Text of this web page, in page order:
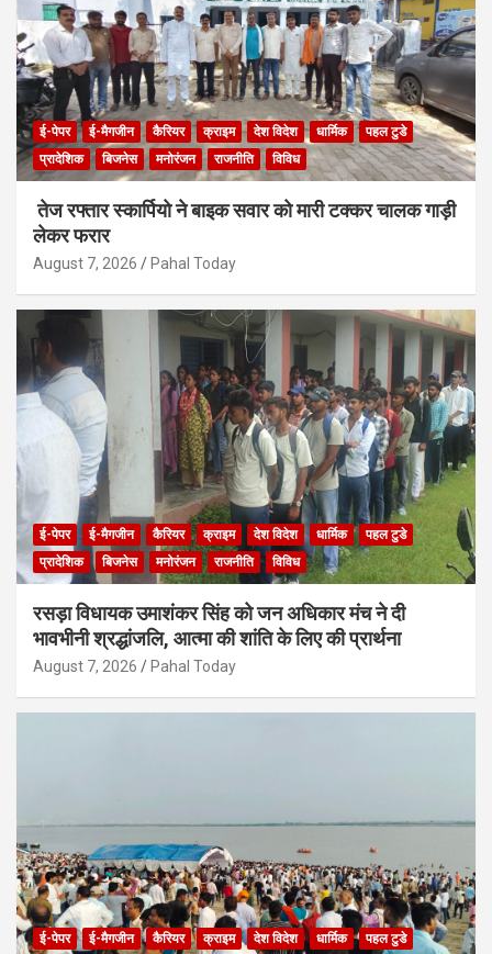
ई-पेपर ई-मैगजीन कैरियर क्राइम देश विदेश धार्मिक
पहल टुडे
प्रादेशिक
बिजनेस मनोरंजन राजनीति विविध
तेज रफ्तार स्कार्पियो ने बाइक सवार को मारी टक्कर चालक गाड़ी
लेकर फरार
August 7, 2026 Pahal Today
ई-पेपर ई-मैगजीन कैरियर क्राइम देश विदेश धार्मिक
पहल टुडे
प्रादेशिक
बिजनेस मनोरंजन राजनीति विविध
रसड़ा विधायक उमाशंकर सिंह को जन अधिकार मंच ने दी
भावभीनी श्रद्धांजलि, आत्मा की शांति के लिए की प्रार्थना
August 7, 2026 Pahal Today
ई-पेपर ई-मैगजीन कैरियर क्राइम देश विदेश धार्मिक पहल टुडे